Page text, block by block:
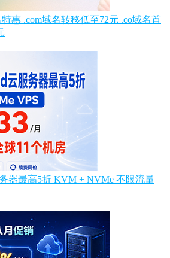
惠 .com域名转移低至72元 .co域名首
器最高5折 KVM + NVMe 不限流量